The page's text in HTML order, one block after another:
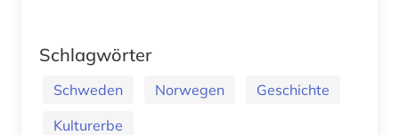
Schlagwörter
Schweden Norwegen
Geschichte
Kulturerbe